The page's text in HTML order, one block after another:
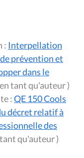
Interpellation : Interpellation
prévention et
dans le
(en tant qu'auteur )
Question écrite :QE 150 Cools
décret relatif à
des
(en tant qu'auteur )